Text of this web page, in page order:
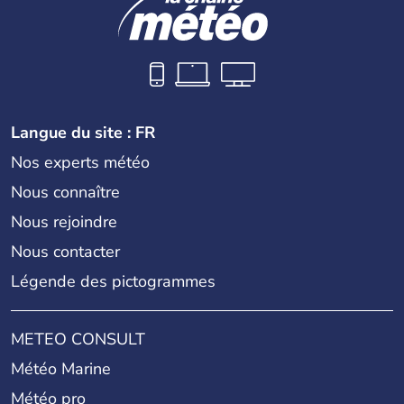
Langue du site : FR
Nos experts météo
Nous connaître
Nous rejoindre
Nous contacter
Légende des pictogrammes
METEO CONSULT
Météo Marine
Météo pro